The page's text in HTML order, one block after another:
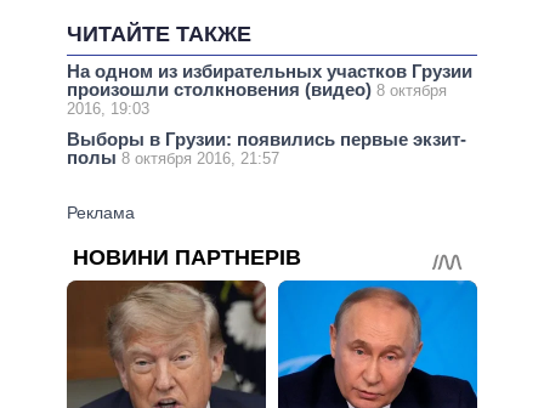
ЧИТАЙТЕ ТАКЖЕ
На одном из избирательных участков Грузии
произошли столкновения (видео) 8 октября
2016, 19:03
Выборы в Грузии: появились первые экзит-
полы 8 октября 2016, 21:57